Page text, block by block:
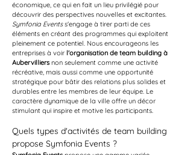
économique, ce qui en fait un lieu privilégié pour
découvrir des perspectives nouvelles et excitantes.
Symfonia Events s'engage à tirer parti de ces
éléments en créant des programmes qui exploitent
pleinement ce potentiel. Nous encourageons les
entreprises à voir l'organisation de team building à
Aubervilliers non seulement comme une activité
récréative, mais aussi comme une opportunité
stratégique pour bâtir des relations plus solides et
durables entre les membres de leur équipe. Le
caractère dynamique de la ville offre un décor
stimulant qui inspire et motive les participants.
Quels types d'activités de team building
propose Symfonia Events ?